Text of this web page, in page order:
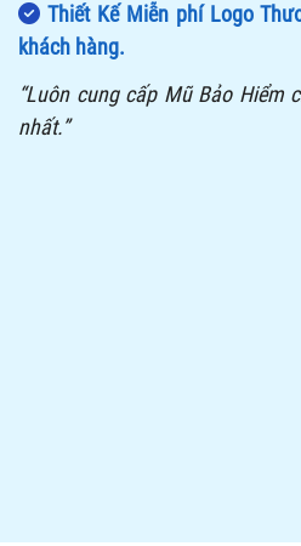
Thiết Kế Miễn phí Logo
khách hàng.
“Luôn cung cấp Mũ Bảo
nhất.”